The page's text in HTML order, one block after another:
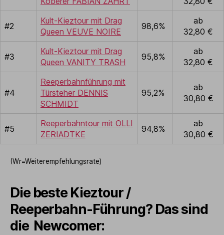
#2
Kult-Kieztour mit Drag
Queen VEUVE NOIRE
98,6%
ab
32,80 €
#3
Kult-Kieztour mit Drag
Queen VANITY TRASH
95,8%
ab
32,80 €
#4
Reeperbahnführung mit
Türsteher DENNIS
SCHMIDT
95,2%
ab
30,80 €
#5
Reeperbahntour mit OLLI
ZERIADTKE
94,8%
ab
30,80 €
(Wr=Weiterempfehlungsrate)
Die beste Kieztour /
Reeperbahn-Führung? Das sind
die Newcomer: